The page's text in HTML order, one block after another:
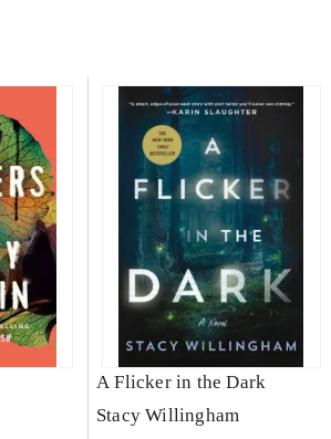
A Flicker in the Dark
Stacy Willingham